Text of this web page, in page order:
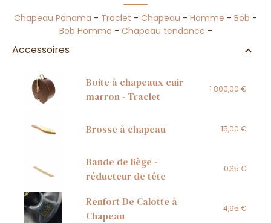
Chapeau Panama - Traclet - Chapeau - Homme - Bob -
Bob Homme - Chapeau tendance -
Accessoires
Boite à chapeaux cuir
marron - Traclet
1 800,00 €
Brosse à chapeau 15,00 €
Bande de liège -
réducteur de tête
0,35 €
Renfort De Calotte à
Chapeau
4,95 €